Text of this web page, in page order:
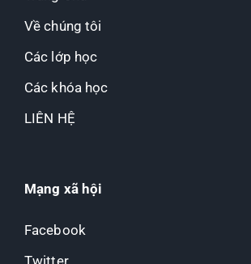
Về chúng tôi
Các lớp học
Các khóa học
LIÊN HỆ
Mạng xã hội
Facebook
Twitter